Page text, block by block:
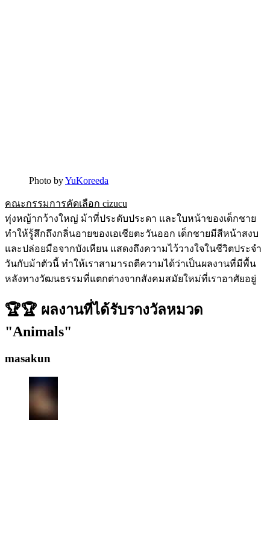
Photo byYuKoreeda
คณะกรรมการคัดเลือก cizucu
ทุ่งหญ้ากว้างใหญ่ ม้าที่ประดับประดา และใบหน้าของเด็กชาย
ทำให้รู้สึกถึงกลิ่นอายของเอเชียตะวันออก เด็กชายมีสีหน้าสงบ
และปล่อยมือจากบังเหียน แสดงถึงความไว้วางใจในชีวิตประจำ
วันกับม้าตัวนี้ ทำให้เราสามารถตีความได้ว่าเป็นผลงานที่มีพื้น
หลังทางวัฒนธรรมที่แตกต่างจากสังคมสมัยใหม่ที่เราอาศัยอยู่
🏆🏆 ผลงานที่ได้รับรางวัลหมวด
"Animals"
masakun